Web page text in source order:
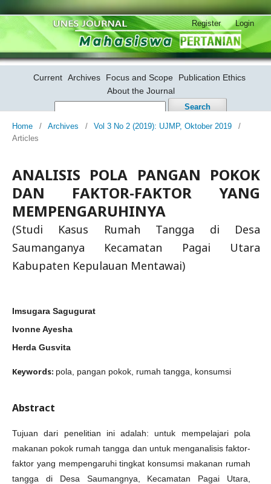
Current Archives Focus and Scope
Publication Ethics
About the Journal
Search
Register Login
Home / Archives / Vol 3 No 2 (2019): UJMP, Oktober 2019
/
Articles
ANALISIS POLA PANGAN POKOK
DAN FAKTOR-FAKTOR YANG
MEMPENGARUHINYA
(Studi Kasus Rumah Tangga di Desa
Saumanganya Kecamatan Pagai Utara
Kabupaten Kepulauan Mentawai)
Imsugara Sagugurat
Ivonne Ayesha
Herda Gusvita
Keywords: pola, pangan pokok, rumah tangga, konsumsi
Abstract
Tujuan dari penelitian ini adalah: untuk mempelajari pola
makanan pokok rumah tangga dan untuk menganalisis faktor-
faktor yang mempengaruhi tingkat konsumsi makanan rumah
tangga di Desa Saumangnya, Kecamatan Pagai Utara,